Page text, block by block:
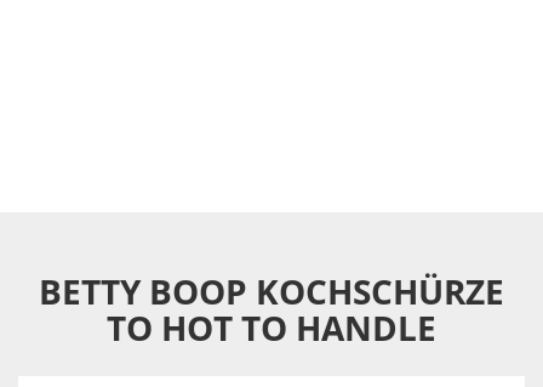
BETTY BOOP KOCHSCHÜRZE
TO HOT TO HANDLE